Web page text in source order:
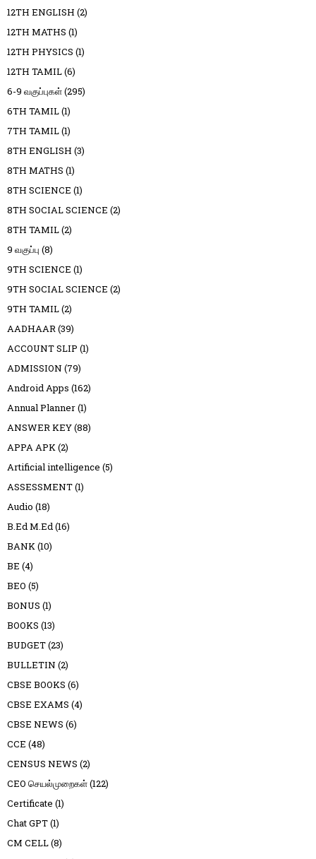
12TH ENGLISH (2)
12TH MATHS (1)
12TH PHYSICS (1)
12TH TAMIL(6)
6-9 வகுப்புகள்(295)
6TH TAMIL(1)
7TH TAMIL(1)
8TH ENGLISH (3)
8TH MATHS (1)
8TH SCIENCE (1)
8TH SOCIAL SCIENCE (2)
8TH TAMIL(2)
9 வகுப்பு (8)
9TH SCIENCE (1)
9TH SOCIAL SCIENCE (2)
9TH TAMIL(2)
AADHAAR(39)
ACCOUNT SLIP (1)
ADMISSION (79)
Android Apps (162)
Annual Planner(1)
ANSWER KEY(88)
APPA APK(2)
Artificial intelligence (5)
ASSESSMENT(1)
Audio (18)
B.Ed M.Ed(16)
BANK(10)
BE (4)
BEO (5)
BONUS (1)
BOOKS (13)
BUDGET(23)
BULLETIN (2)
CBSE BOOKS (6)
CBSE EXAMS (4)
CBSE NEWS (6)
CCE (48)
CENSUS NEWS (2)
CEO செயல்முறைகள்(122)
Certificate (1)
Chat GPT(1)
CM CELL(8)